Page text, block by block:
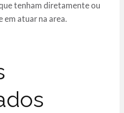
tenham diretamente ou
atuar na area.